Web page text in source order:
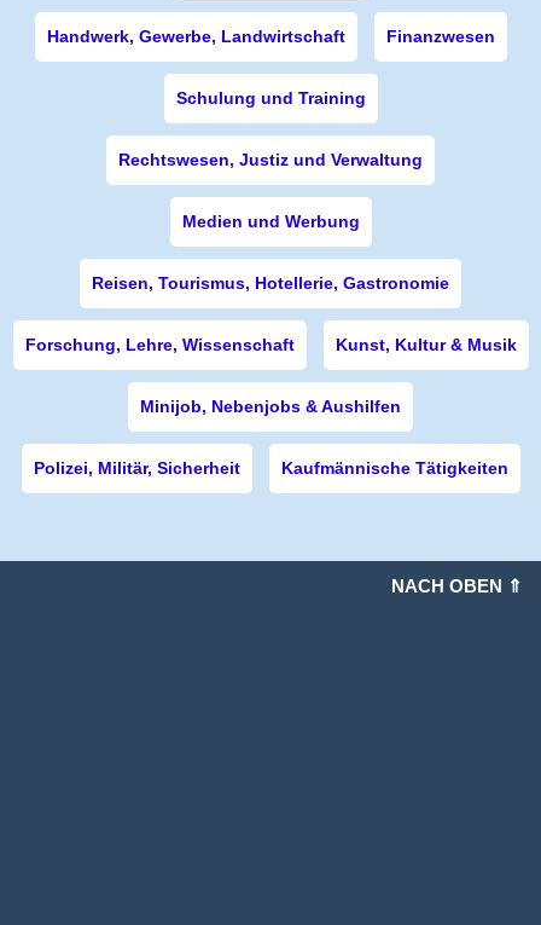
Handwerk, Gewerbe, Landwirtschaft Finanzwesen
Schulung und Training
Rechtswesen, Justiz und Verwaltung
Medien und Werbung
Reisen, Tourismus, Hotellerie, Gastronomie
Forschung, Lehre, Wissenschaft Kunst, Kultur & Musik
Minijob, Nebenjobs & Aushilfen
Polizei, Militär, Sicherheit Kaufmännische Tätigkeiten
NACH OBEN ⇑